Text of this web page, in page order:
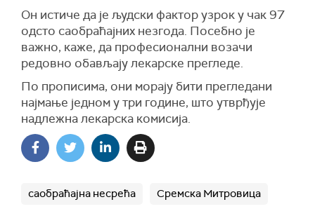
Он истиче да је људски фактор узрок у чак 97
одсто саобраћајних незгода. Посебно је
важно, каже, да професионални возачи
редовно обављају лекарске прегледе.
По прописима, они морају бити прегледани
најмање једном у три године, што утврђује
надлежна лекарска комисија.
саобраћајна несрећа Сремска Митровица